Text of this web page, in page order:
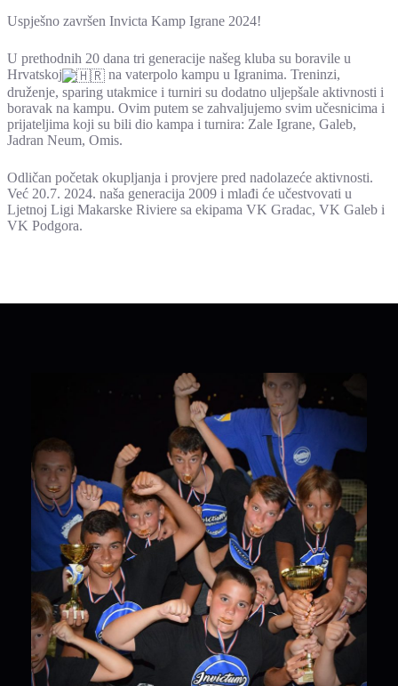
Uspješno završen Invicta Kamp Igrane 2024!
U prethodnih 20 dana tri generacije našeg kluba su boravile u
Hrvatskoj
na vaterpolo kampu u Igranima. Treninzi,
druženje, sparing utakmice i turniri su dodatno uljepšale aktivnosti i
boravak na kampu. Ovim putem se zahvaljujemo svim učesnicima i
prijateljima koji su bili dio kampa i turnira: Zale Igrane, Galeb,
Jadran Neum, Omis.
Odličan početak okupljanja i provjere pred nadolazeće aktivnosti.
Već 20.7. 2024. naša generacija 2009 i mlađi će učestvovati u
Ljetnoj Ligi Makarske Riviere sa ekipama VK Gradac, VK Galeb i
VK Podgora.